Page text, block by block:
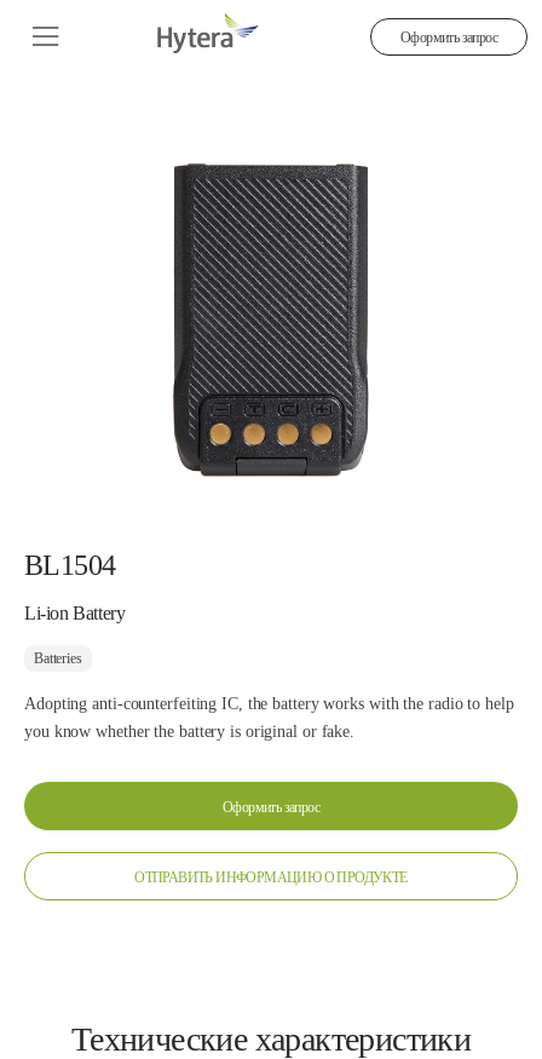
Оформить запрос
BL1504
Li-ion Battery
Batteries
Adopting anti-counterfeiting IC, the battery works with the radio to help
you know whether the battery is original or fake.
Оформить запрос
ОТПРАВИТЬ ИНФОРМАЦИЮ О ПРОДУКТЕ
Технические характеристики